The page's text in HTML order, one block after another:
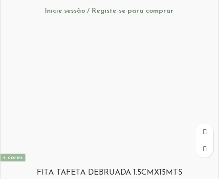
Inicie sessão / Registe-se para comprar
+ cores
FITA TAFETA DEBRUADA 1.5CMX15MTS